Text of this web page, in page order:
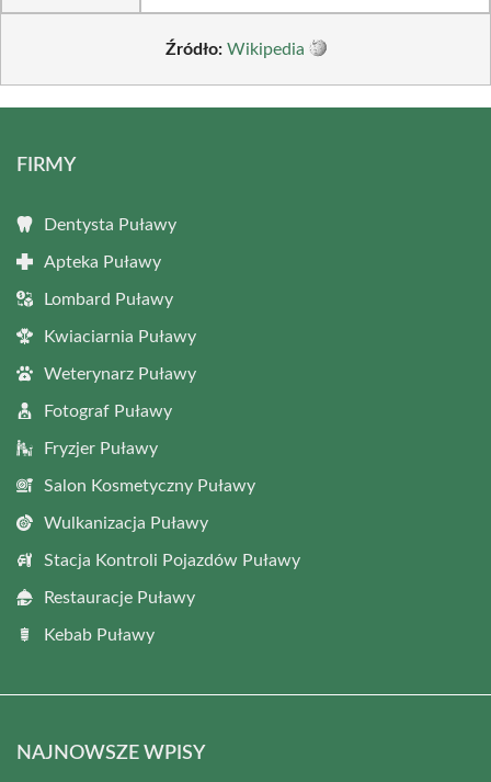
Źródło: Wikipedia
FIRMY
Dentysta Puławy
Apteka Puławy
Lombard Puławy
Kwiaciarnia Puławy
Weterynarz Puławy
Fotograf Puławy
Fryzjer Puławy
Salon Kosmetyczny Puławy
Wulkanizacja Puławy
Stacja Kontroli Pojazdów Puławy
Restauracje Puławy
Kebab Puławy
NAJNOWSZE WPISY